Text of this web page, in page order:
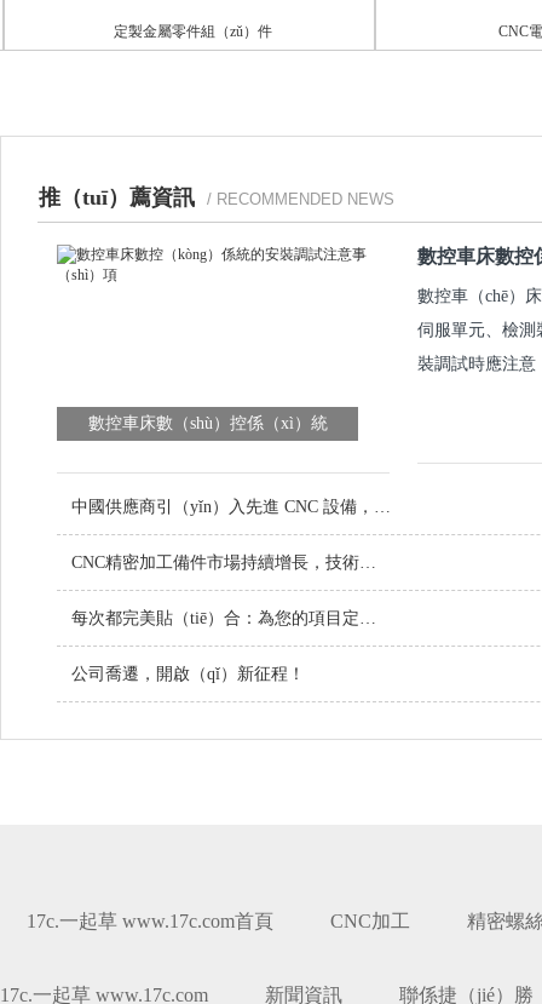
定製金屬零件組（zǔ）件 CNC電
推（tuī）薦資訊 / RECOMMENDED NEWS
數控車床數（shù）控係（xì）統
數控車床數控
數控車（chē）
伺服單元、檢測
裝調試時應注意
中國供應商引（yǐn）入先進 CNC 設備，提升定製金屬零件品質
CNC精密加工備件市場持續增長，技術創新（xīn）引領行業未來
每次都完美貼（tiē）合：為您的項目定製螺絲
公司喬遷，開啟（qǐ）新征程！
17c.一起草 www.17c.com首頁 CNC加工 精密螺
17c.一起草 www.17c.com 新聞資訊 聯係捷（jié）勝